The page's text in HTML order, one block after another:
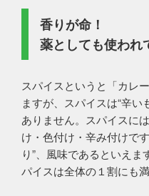
香りが命！
薬としても使われ
スパイスというと「カレ
ますが、スパイスは“辛い
ありません。スパイスに
け・色付け・辛み付けで
り”、風味であるといえ
パイスは全体の１割にも満